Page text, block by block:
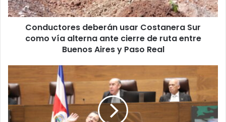
alterna
ante
Buenos
Aires
y
Paso
Real
Conductores deberán usar Costanera Sur
como vía alterna ante cierre de ruta entre
Buenos Aires y Paso Real
Diputados
rechazan,
de
nuevo,
levantarle